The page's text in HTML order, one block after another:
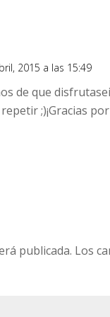
2015 a las 15:49
de que
;)¡Gracias
publicada. Los